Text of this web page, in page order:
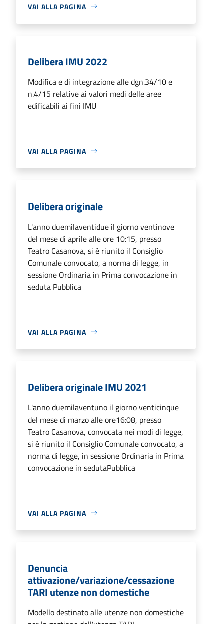
VAI ALLA PAGINA
Delibera IMU 2022
Modifica e di integrazione alle dgn.34/10 e
n.4/15 relative ai valori medi delle aree
edificabili ai fini IMU
VAI ALLA PAGINA
Delibera originale
L'anno duemilaventidue il giorno ventinove
del mese di aprile alle ore 10:15, presso
Teatro Casanova, si è riunito il Consiglio
Comunale convocato, a norma di legge, in
sessione Ordinaria in Prima convocazione in
seduta Pubblica
VAI ALLA PAGINA
Delibera originale IMU 2021
L'anno duemilaventuno il giorno venticinque
del mese di marzo alle ore16:08, presso
Teatro Casanova, convocata nei modi di legge,
si è riunito il Consiglio Comunale convocato, a
norma di legge, in sessione Ordinaria in Prima
convocazione in sedutaPubblica
VAI ALLA PAGINA
Denuncia
attivazione/variazione/cessazione
TARI utenze non domestiche
Modello destinato alle utenze non domestiche